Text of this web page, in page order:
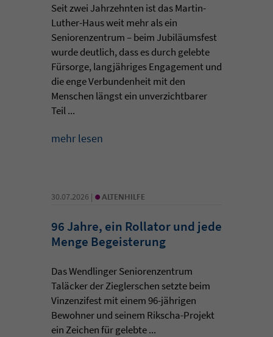
Seit zwei Jahrzehnten ist das Martin-
Luther-Haus weit mehr als ein
Seniorenzentrum – beim Jubiläumsfest
wurde deutlich, dass es durch gelebte
Fürsorge, langjähriges Engagement und
die enge Verbundenheit mit den
Menschen längst ein unverzichtbarer
Teil ...
mehr lesen
30.07.2026 | • ALTENHILFE
96 Jahre, ein Rollator und jede
Menge Begeisterung
Das Wendlinger Seniorenzentrum
Taläcker der Zieglerschen setzte beim
Vinzenzifest mit einem 96-jährigen
Bewohner und seinem Rikscha-Projekt
ein Zeichen für gelebte ...